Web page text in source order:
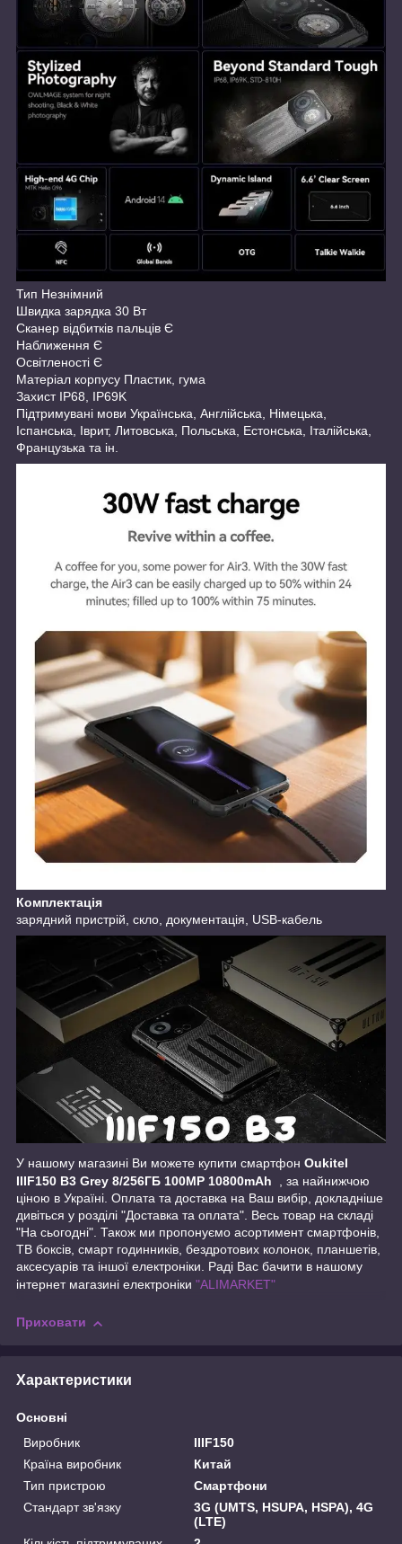
Тип Незнімний
Швидка зарядка 30 Вт
Сканер відбитків пальців Є
Наближення Є
Освітленості Є
Матеріал корпусу Пластик, гума
Захист IP68, IP69K
Підтримувані мови Українська, Англійська, Німецька,
Іспанська, Іврит, Литовська, Польська, Естонська, Італійська,
Французька та ін.
Комплектація
зарядний пристрій, скло, документація, USB-кабель
У нашому магазині Ви можете купити смартфон Oukitel
IIIF150 B3 Grey 8/256ГБ 100MP 10800mAh
, за найнижчою
ціною в Україні. Оплата та доставка на Ваш вибір, докладніше
дивіться у розділі "Доставка та оплата". Весь товар на складі
"На сьогодні". Також ми пропонуємо асортимент смартфонів,
ТВ боксів, смарт годинників, бездротових колонок, планшетів,
аксесуарів та іншої електроніки. Раді Вас бачити в нашому
інтернет магазині електроніки "ALIMARKET"
Приховати
Характеристики
Основні
Виробник
IIIF150
Країна виробник
Китай
Тип пристрою
Смартфони
Стандарт зв'язку
3G (UMTS, HSUPA, HSPA), 4G
(LTE)